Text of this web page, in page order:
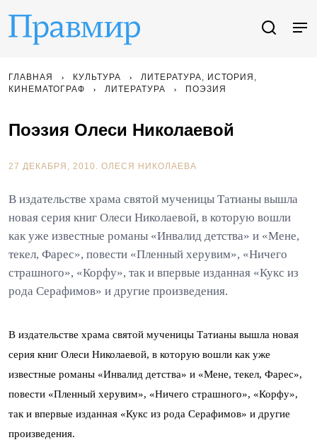
ГЛАВНАЯ КУЛЬТУРА
ЛИТЕРАТУРА, ИСТОРИЯ,
КИНЕМАТОГРАФ
ЛИТЕРАТУРА ПОЭЗИЯ
Поэзия Олеси Николаевой
27 ДЕКАБРЯ, 2010. ОЛЕСЯ НИКОЛАЕВА
В издательстве храма святой мученицы Татианы вышла
новая серия книг Олеси Николаевой, в которую вошли
как уже известные романы «Инвалид детства» и «Мене,
текел, Фарес», повести «Пленный херувим», «Ничего
страшного», «Корфу», так и впервые изданная «Кукс из
рода Серафимов» и другие произведения.
В издательстве храма святой мученицы Татианы вышла новая
серия книг Олеси Николаевой, в которую вошли как уже
известные романы «Инвалид детства» и «Мене, текел, Фарес»,
повести «Пленный херувим», «Ничего страшного», «Корфу»,
так и впервые изданная «Кукс из рода Серафимов» и другие
произведения.